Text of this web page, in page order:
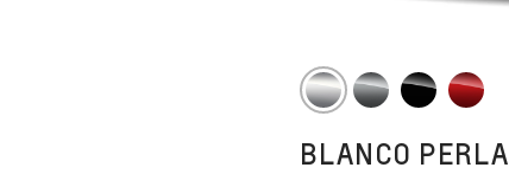
BLANCO PERLA